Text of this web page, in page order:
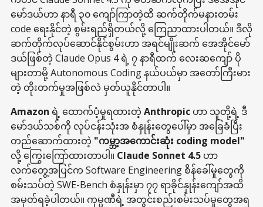
မော်ဒယ်ဟာ နာရီ ၃၀ ကျော်ကြာတဲ့ထိ ဆက်တိုက်မနားတမ်း
code ရေးနိုင်တဲ့ စွမ်းရည်ရှိတယ်လို့ ကြေညာထားပါတယ်။ ဒီလို
ဆက်တိုက်လုပ်ဆောင်နိုင်စွမ်းဟာ အရင်မျိုးဆက် အေအိုင်မော်
ဒယ်ဖြစ်တဲ့ Claude Opus 4 ရဲ့ ၇ နာရီထက် လေးဆကျော် ပို
များတာမို့ Autonomous Coding နယ်ပယ်မှာ အတော်ကြီးမား
တဲ့ တိုးတက်မှုအဖြစ်လဲ မှတ်ယူနိုင်တာပါ။
Amazon ရဲ့ ထောက်ပံ့မှုရထားတဲ့ Anthropic ဟာ သူတို့ရဲ့ ဒီ
မော်ဒယ်သစ်ကို လုပ်ငန်းသုံးအ စံနှုန်းတွေပေါ်မှာ အခြေခံပြီး
တည်ဆောက်ထားတဲ့ "ကမ္ဘာ့အကောင်းဆုံး coding model"
လို့ ကြွေးကြော်ထားတာပါ။ Claude Sonnet 4.5 ဟာ
လက်တွေ့အပြင်က Software Engineering စိန်ခေါ်မှုတွေကို
စမ်းသပ်တဲ့ SWE-Bench စံနှုန်းမှာ ၇၇ ရာခိုင်နှုန်းကျော်အထိ
အမှတ်ရခဲ့ပါတယ်။ ကုမ္ပဏီရဲ့ အတွင်းစည်းစမ်းသပ်မှုတွေအရ